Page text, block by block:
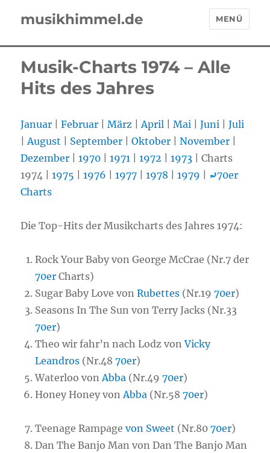
musikhimmel.de MENÜ
Musik-Charts 1974 – Alle
Hits des Jahres
Januar |Februar |März |April |Mai |Juni |Juli
|August September |Oktober |November
Dezember |1970 |1971 |1972 |1973 | Charts
1974 |1975 |1976 |1977 |1978 |1979 ⤾70er
Charts
Die Top-Hits der Musikcharts des Jahres 1974:
Rock Your Baby von George McCrae (Nr.7 der
70er Charts)
Sugar Baby Love vonRubettes (Nr.1970er)
Seasons In The Sun von Terry Jacks (Nr.33
70er)
Theo wir fahr’n nach Lodz vonVicky
Leandros (Nr.4870er)
Waterloo vonAbba (Nr.4970er)
Honey Honey vonAbba (Nr.5870er)
Teenage Rampagevon Sweet (Nr.8070er)
Dan The Banjo Man von Dan The Banjo Man